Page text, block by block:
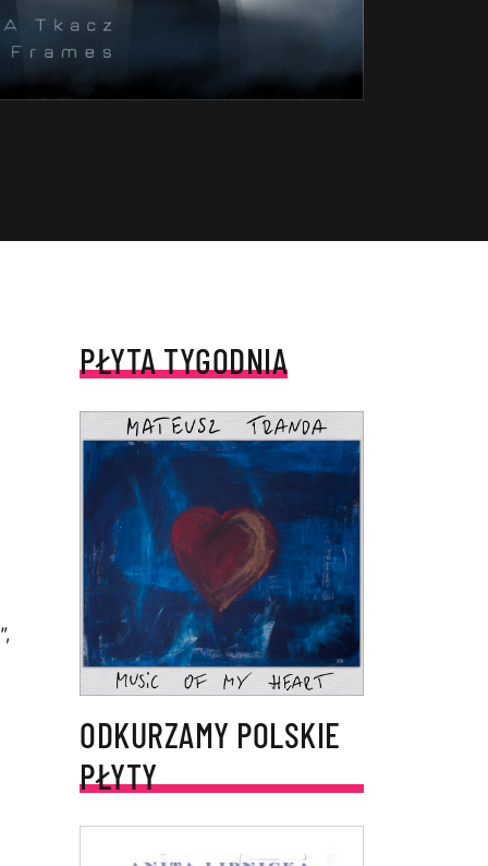
PŁYTA TYGODNIA
ODKURZAMY POLSKIE
PŁYTY